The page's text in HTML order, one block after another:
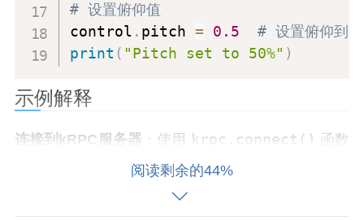
# 设置俯仰值
control . pitch = 0.5
# 设置俯仰到
print ( "Pitch set to 50%" )
示例解释
连接到kRPC服务器 ：使用 krpc.connect() 函数
连接到 kRPC 服务器。
：通过
阅读剩余的44%